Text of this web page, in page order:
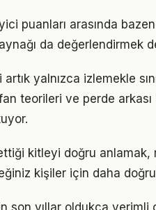
puanları arasında
da değerlendirmek
yalnızca izlemekle
teorileri ve perde arkası
ettiği kitleyi doğru
kişiler için daha
son yıllar oldukça